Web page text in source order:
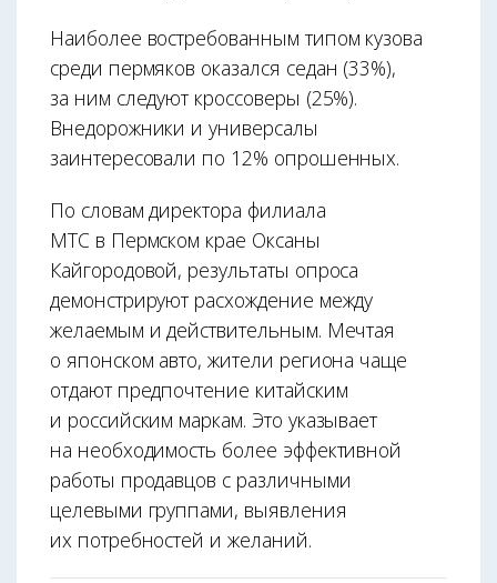
Наиболее востребованным типом кузова
среди пермяков оказался седан (33%),
за ним следуют кроссоверы (25%).
Внедорожники и универсалы
заинтересовали по 12% опрошенных.
По словам директора филиала
МТС в Пермском крае Оксаны
Кайгородовой, результаты опроса
демонстрируют расхождение между
желаемым и действительным. Мечтая
о японском авто, жители региона чаще
отдают предпочтение китайским
и российским маркам. Это указывает
на необходимость более эффективной
работы продавцов с различными
целевыми группами, выявления
их потребностей и желаний.